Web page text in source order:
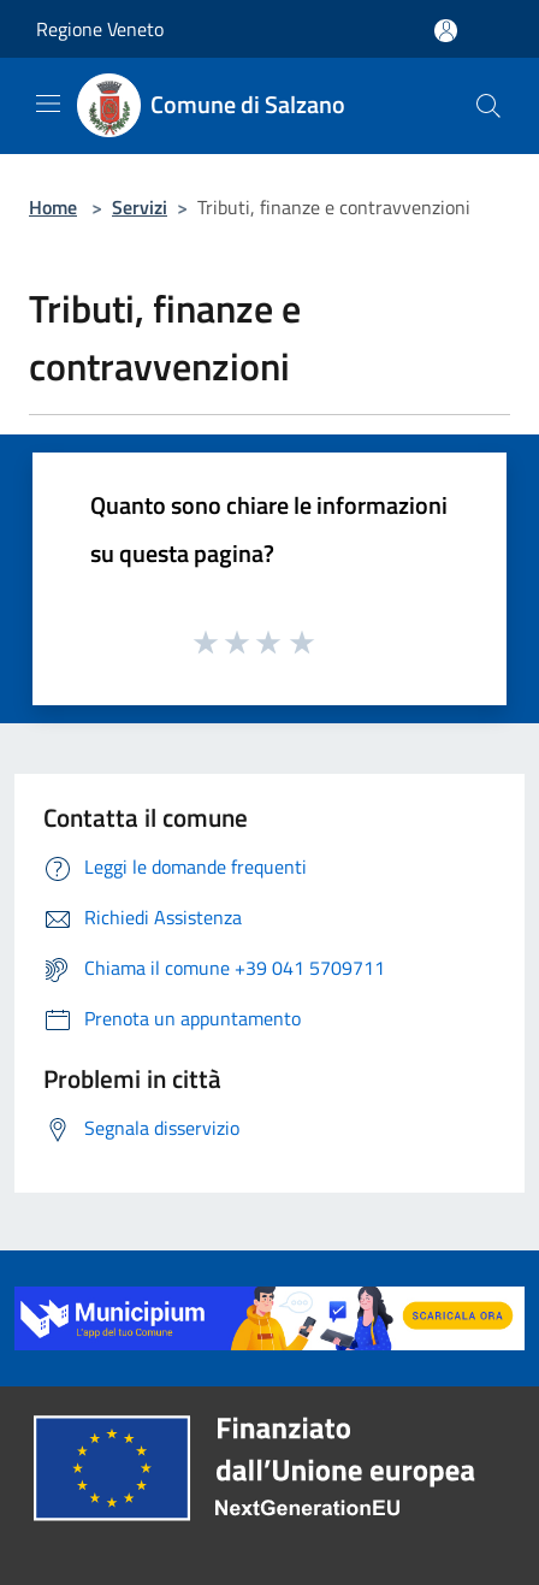
Regione Veneto
Comune di Salzano
Home > Servizi > Tributi, finanze e contravvenzioni
Tributi, finanze e
contravvenzioni
Quanto sono chiare le informazioni
su questa pagina?
Contatta il comune
Leggi le domande frequenti
Richiedi Assistenza
Chiama il comune +39 041 5709711
Prenota un appuntamento
Problemi in città
Segnala disservizio